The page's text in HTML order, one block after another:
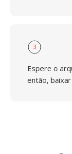
3
Espere o
então,